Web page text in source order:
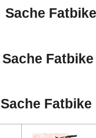
Sache
Sache Fatbike
Sache Fatbike